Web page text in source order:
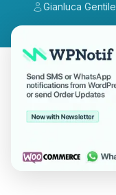
Gianluca Gentile